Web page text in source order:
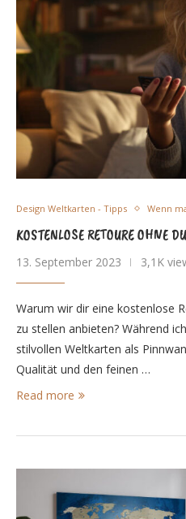
Design Weltkarten - Tipps Wenn
KOSTENLOSE RETOURE OHNE
13. September 2023 3,1K
Warum wir dir eine kostenlose
zu stellen anbieten? Während
stilvollen Weltkarten als
Qualität und den feinen …
Read more